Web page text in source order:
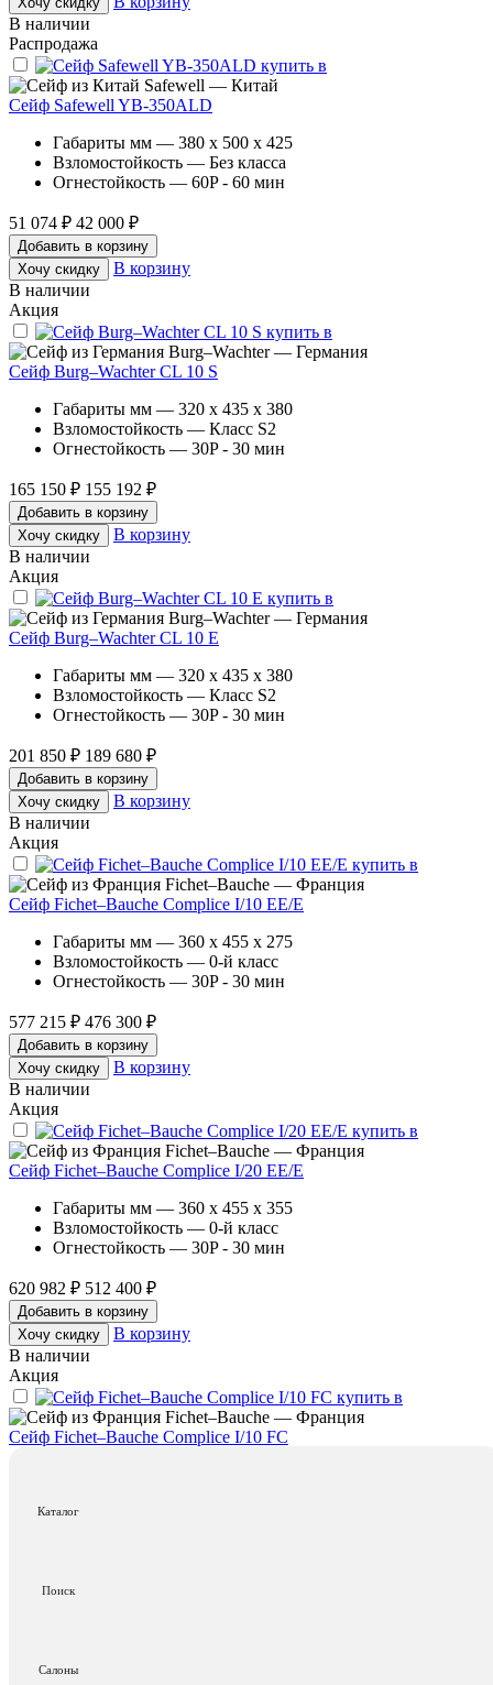
Каталог
Поиск
Салоны
В наличии
Распродажа
Safewell — Китай
Сейф Safewell YB-350ALD
Габариты мм — 380 x 500 x 425
Взломостойкость — Без класса
Огнестойкость — 60P - 60 мин
51 074 ₽ 42 000 ₽
Добавить в корзину
Хочу скидку
В корзину
В наличии
Акция
Burg–Wachter — Германия
Сейф Burg–Wachter CL 10 S
Габариты мм — 320 x 435 x 380
Взломостойкость — Класс S2
Огнестойкость — 30P - 30 мин
165 150 ₽ 155 192 ₽
Добавить в корзину
Хочу скидку
В корзину
В наличии
Акция
Burg–Wachter — Германия
Сейф Burg–Wachter CL 10 E
Габариты мм — 320 x 435 x 380
Взломостойкость — Класс S2
Огнестойкость — 30P - 30 мин
201 850 ₽ 189 680 ₽
Добавить в корзину
Хочу скидку
В корзину
В наличии
Акция
Fichet–Bauche — Франция
Сейф Fichet–Bauche Complice I/10 EE/E
Габариты мм — 360 x 455 x 275
Взломостойкость — 0-й класс
Огнестойкость — 30P - 30 мин
577 215 ₽ 476 300 ₽
Добавить в корзину
Хочу скидку
В корзину
В наличии
Акция
Fichet–Bauche — Франция
Сейф Fichet–Bauche Complice I/20 EE/E
Габариты мм — 360 x 455 x 355
Взломостойкость — 0-й класс
Огнестойкость — 30P - 30 мин
620 982 ₽ 512 400 ₽
Добавить в корзину
Хочу скидку
В корзину
В наличии
Акция
Fichet–Bauche — Франция
Сейф Fichet–Bauche Complice I/10 FC
Огнестойкость — 30P - 30 мин
Храним куки, как в сейфе!